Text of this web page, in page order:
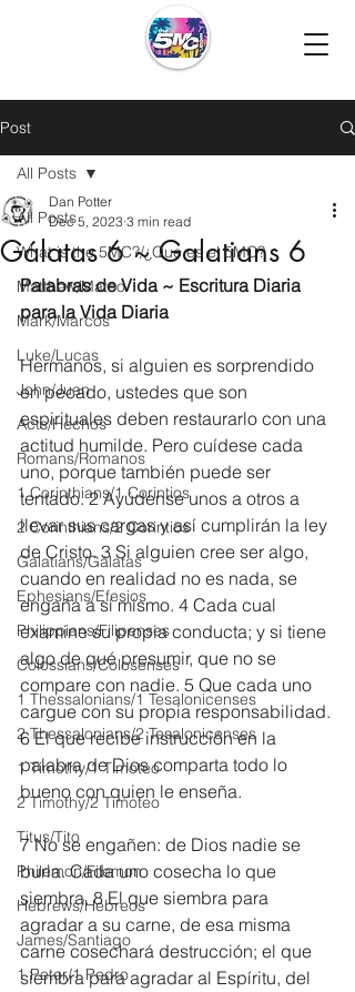
Post
All Posts
What is the 5MC?/¿Que es el 5MC?
Matthew/Mateo
Mark/Marcos
Luke/Lucas
John/Juan
Acts/Hechos
Romans/Romanos
1 Corinthians/1 Corintios
2 Corinthians/2 Corintios
Galatians/Gálatas
Ephesians/Efesios
Philippians/Filipenses
Colossians/Colosenses
1 Thessalonians/1 Tesalonicenses
2 Thessalonians/2 Tesalonicenses
1 Timothy/1 Timoteo
2 Timothy/2 Timoteo
Titus/Tito
Philemon/Filemon
Hebrews/Hebreos
James/Santiago
1 Peter/1 Pedro
All Posts
Gálatas 6 ~ Galatians 6
Dan Potter
Dec 5, 2023 3 min read
Palabras de Vida ~ Escritura Diaria
para la Vida Diaria
Hermanos, si alguien es sorprendido
en pecado, ustedes que son
espirituales deben restaurarlo con una
actitud humilde. Pero cuídese cada
uno, porque también puede ser
tentado. 2 Ayúdense unos a otros a
llevar sus cargas y así cumplirán la ley
de Cristo. 3 Si alguien cree ser algo,
cuando en realidad no es nada, se
engaña a sí mismo. 4 Cada cual
examine su propia conducta; y si tiene
algo de qué presumir, que no se
compare con nadie. 5 Que cada uno
cargue con su propia responsabilidad.
6 El que recibe instrucción en la
palabra de Dios comparta todo lo
bueno con quien le enseña.
7 No se engañen: de Dios nadie se
burla. Cada uno cosecha lo que
siembra. 8 El que siembra para
agradar a su carne, de esa misma
carne cosechará destrucción; el que
siembra para agradar al Espíritu, del